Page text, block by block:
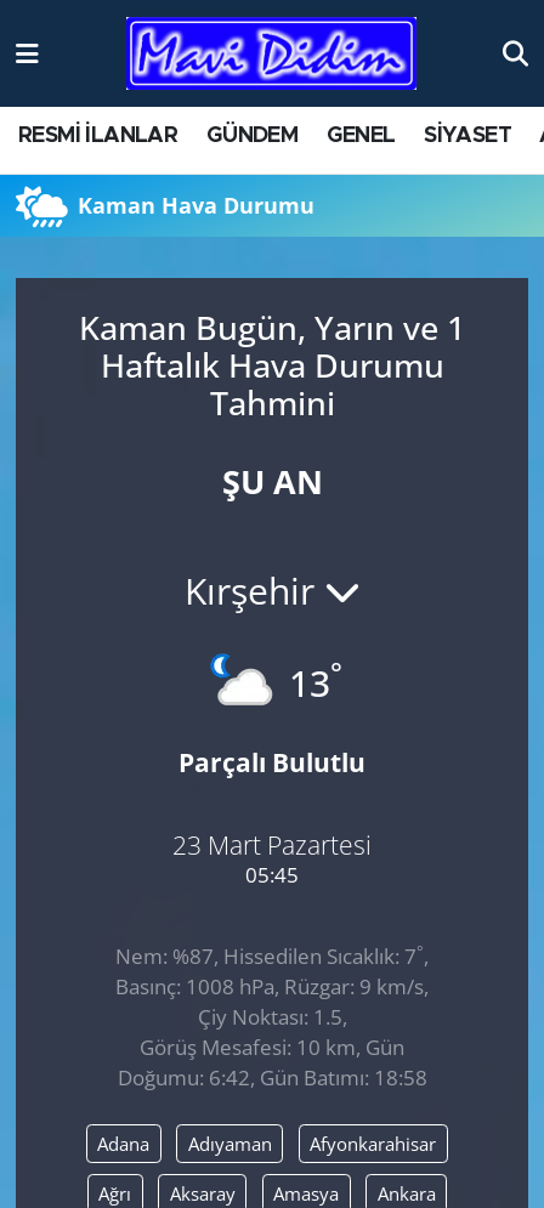
RESMİ İLANLAR GÜNDEM GENEL SİYASET
Kaman Hava Durumu
Kaman Bugün, Yarın ve 1
Haftalık Hava Durumu
Tahmini
ŞU AN
Kırşehir
13°
Parçalı Bulutlu
23 Mart Pazartesi
05:45
Nem: %87, Hissedilen Sıcaklık: 7°,
Basınç: 1008 hPa, Rüzgar: 9 km/s,
Çiy Noktası: 1.5,
Görüş Mesafesi: 10 km, Gün
Doğumu: 6:42, Gün Batımı: 18:58
Adana Adıyaman Afyonkarahisar
Ağrı Aksaray Amasya Ankara
ANTİK YERLER
AYDIN
BİLİM VE TEKNOLOJİ
ÇEVRE
HABERDE İNSAN
KÜLTÜR SANAT
SAĞLIK
SPOR
Yerel
Nöbetçi Eczaneler
Namaz Vakitleri
Trafik Durumu
Süper Lig Puan Durumu ve Fikstür
Tüm Manşetler